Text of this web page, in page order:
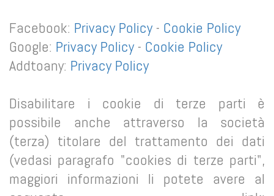
Facebook: Privacy Policy- Cookie Policy
Google: Privacy Policy- Cookie Policy
Addtoany: Privacy Policy
Disabilitare i cookie di terze parti è
possibile anche attraverso la società
(terza) titolare del trattamento dei dati
(vedasi paragrafo "cookies di terze parti",
maggiori informazioni li potete avere al